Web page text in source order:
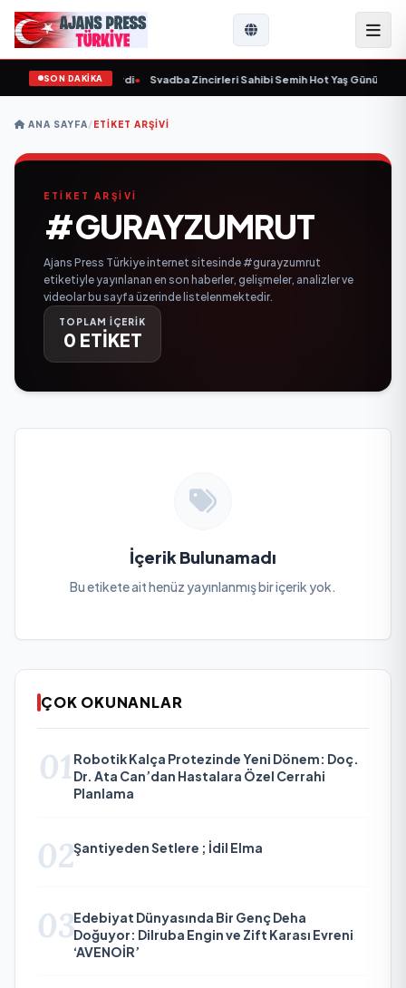
SON DAKİKA
yaşamını yitirdi• Svadba Zincirleri Sahibi Semih Hot Yaş Gününü
ANA SAYFA/ETIKET ARŞIVI
ETİKET ARŞİVİ
#GURAYZUMRUT
Ajans Press Türkiye internet sitesinde #gurayzumrut
etiketiyle yayınlanan en son haberler, gelişmeler, analizler ve
videolar bu sayfa üzerinde listelenmektedir.
TOPLAM İÇERİK
0 ETİKET
İçerik Bulunamadı
Bu etikete ait henüz yayınlanmış bir içerik yok.
ÇOK OKUNANLAR
01 Robotik Kalça Protezinde Yeni Dönem: Doç.
Dr. Ata Can’dan Hastalara Özel Cerrahi
Planlama
02Şantiyeden Setlere ; İdil Elma
03Edebiyat Dünyasında Bir Genç Deha
Doğuyor: Dilruba Engin ve Zift Karası Evreni
‘AVENOİR’